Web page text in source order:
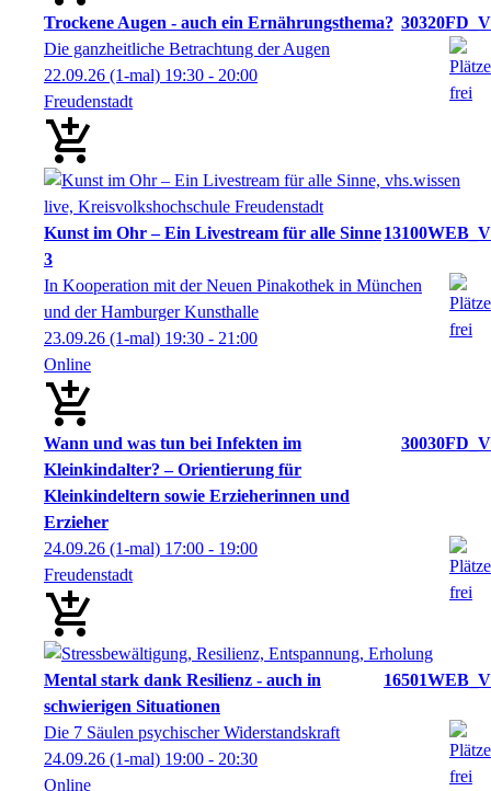
Trockene Augen - auch ein Ernährungsthema? 30320FD_V
Die ganzheitliche Betrachtung der Augen
22.09.26 (1-mal) 19:30 - 20:00
Freudenstadt
Kunst im Ohr – Ein Livestream für alle Sinne
3
13100WEB_V
In Kooperation mit der Neuen Pinakothek in München
und der Hamburger Kunsthalle
23.09.26 (1-mal) 19:30 - 21:00
Online
Wann und was tun bei Infekten im
Kleinkindalter? – Orientierung für
Kleinkindeltern sowie Erzieherinnen und
Erzieher
30030FD_V
24.09.26 (1-mal) 17:00 - 19:00
Freudenstadt
Mental stark dank Resilienz - auch in
schwierigen Situationen
16501WEB_V
Die 7 Säulen psychischer Widerstandskraft
24.09.26 (1-mal) 19:00 - 20:30
Online